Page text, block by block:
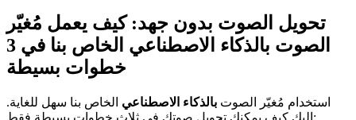
تحويل الصوت بدون جهد: كيف يعمل مُغيّر
الصوت بالذكاء الاصطناعي الخاص بنا في 3
خطوات بسيطة
استخدام مُغيّر الصوت بالذكاء الاصطناعي الخاص بنا سهل للغاية.